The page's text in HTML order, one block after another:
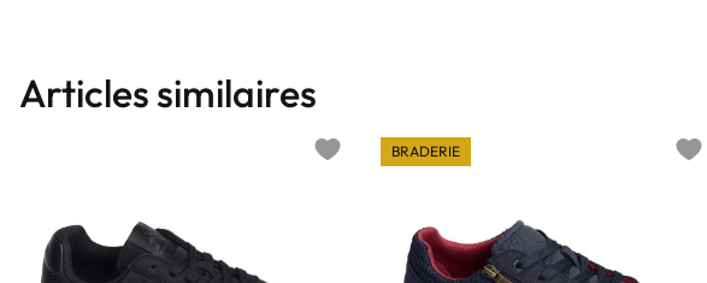
Articles similaires
BRADERIE